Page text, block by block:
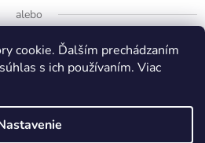
cookie. Ďalším prechádzaním
s ich používaním. Viac
alebo
sa cez Google